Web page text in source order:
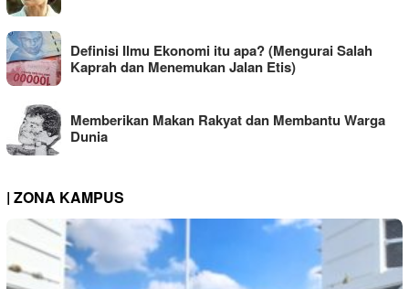
Definisi Ilmu Ekonomi itu apa? (Mengurai Salah
Kaprah dan Menemukan Jalan Etis)
Memberikan Makan Rakyat dan Membantu Warga
Dunia
| ZONA KAMPUS